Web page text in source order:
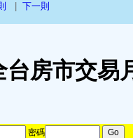
下一則
台房市交易
密碼